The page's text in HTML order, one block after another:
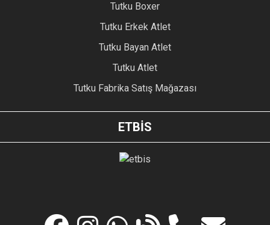
Tutku Boxer
Tutku Erkek Atlet
Tutku Bayan Atlet
Tutku Atlet
Tutku Fabrika Satış Mağazası
ETBİS